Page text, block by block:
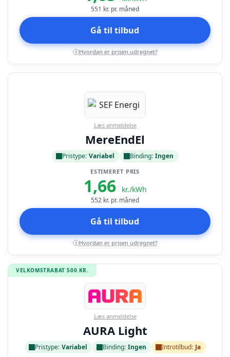
551 kr. pr. måned
Gå til tilbud
i Hvordan er prisen udregnet?
Læs anmeldelse
MereEndEl
Pristype: Variabel Binding: Ingen
ESTIMERET PRIS
1,66 kr./kWh
552 kr. pr. måned
Gå til tilbud
i Hvordan er prisen udregnet?
VELKOMSTRABAT 500 KR.
Læs anmeldelse
AURA Light
Pristype: Variabel Binding: Ingen Introtilbud: Ja